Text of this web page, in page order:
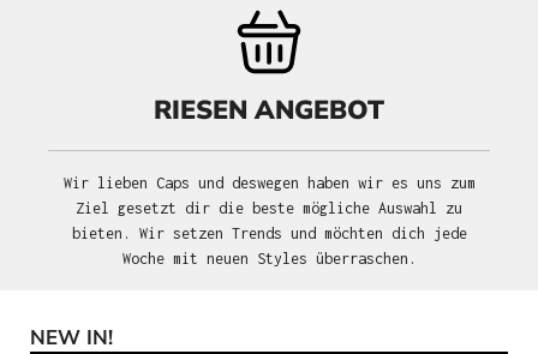
RIESEN ANGEBOT
Wir lieben Caps und deswegen haben wir es uns zum
Ziel gesetzt dir die beste mögliche Auswahl zu
bieten. Wir setzen Trends und möchten dich jede
Woche mit neuen Styles überraschen.
Produktgalerie überspringen
NEW IN!